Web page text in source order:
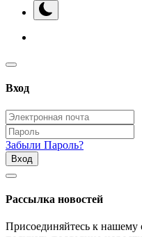
Вход
Забыли Пароль?
Вход
Рассылка новостей
Присоединяйтесь к